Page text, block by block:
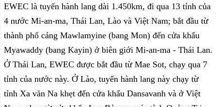
EWEC là tuyến hành lang dài 1.450km, đi qua 13 tỉnh của
4 nước Mi-an-ma, Thái Lan, Lào và Việt Nam; bắt đầu từ
thành phố cảng Mawlamyine (bang Mon) đến cửa khẩu
Myawaddy (bang Kayin) ở biên giới Mi-an-ma - Thái Lan.
Ở Thái Lan, EWEC được bắt đầu từ Mae Sot, chạy qua 7
tỉnh của nước này. Ở Lào, tuyến hành lang này chạy từ
tỉnh Xa văn Na khẹt đến cửa khẩu Dansavanh và ở Việt